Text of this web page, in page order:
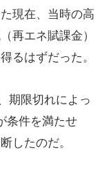
現在、当時の高
再エネ賦課金）
るはずだった。
期限切れによっ
条件を満たせ
したのだ。